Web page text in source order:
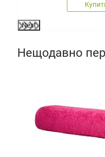
Next
Нещодавно